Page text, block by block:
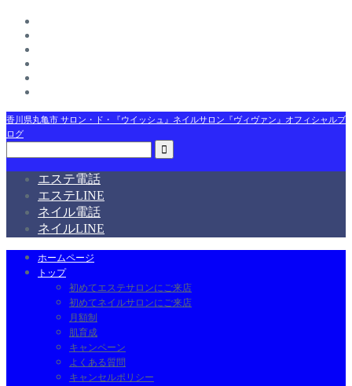
香川県丸亀市 サロン・ド・『ウイッシュ』ネイルサロン『ヴィヴァン』オフィシャルブ
ログ
エステ電話
エステLINE
ネイル電話
ネイルLINE
ホームページ
トップ
初めてエステサロンにご来店
初めてネイルサロンにご来店
月額制
肌育成
キャンペーン
よくある質問
キャンセルポリシー